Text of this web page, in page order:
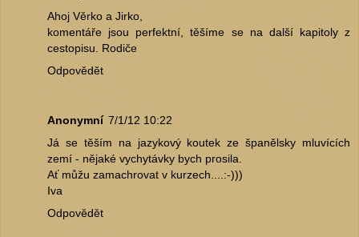
Ahoj Věrko a Jirko,
komentáře jsou perfektní, těšíme se na další kapitoly z
cestopisu. Rodiče
Odpovědět
Anonymní 7/1/12 10:22
Já se těším na jazykový koutek ze španělsky mluvících
zemí - nějaké vychytávky bych prosila.
Ať můžu zamachrovat v kurzech....:-)))
Iva
Odpovědět